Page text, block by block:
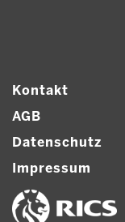
Kontakt
AGB
Datenschutz
Impressum